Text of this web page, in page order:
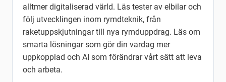
alltmer digitaliserad värld. Läs tester av elbilar och
följ utvecklingen inom rymdteknik, från
raketuppskjutningar till nya rymduppdrag. Läs om
smarta lösningar som gör din vardag mer
uppkopplad och AI som förändrar vårt sätt att leva
och arbeta.